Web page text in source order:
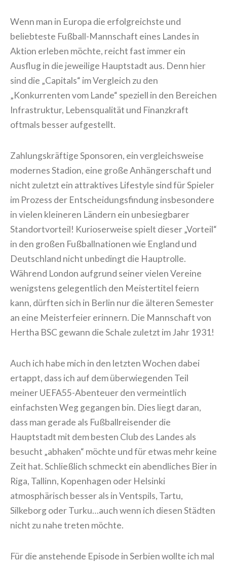
Wenn man in Europa die erfolgreichste und
beliebteste Fußball-Mannschaft eines Landes in
Aktion erleben möchte, reicht fast immer ein
Ausflug in die jeweilige Hauptstadt aus. Denn hier
sind die „Capitals“ im Vergleich zu den
„Konkurrenten vom Lande“ speziell in den Bereichen
Infrastruktur, Lebensqualität und Finanzkraft
oftmals besser aufgestellt.
Zahlungskräftige Sponsoren, ein vergleichsweise
modernes Stadion, eine große Anhängerschaft und
nicht zuletzt ein attraktives Lifestyle sind für Spieler
im Prozess der Entscheidungsfindung insbesondere
in vielen kleineren Ländern ein unbesiegbarer
Standortvorteil! Kurioserweise spielt dieser „Vorteil“
in den großen Fußballnationen wie England und
Deutschland nicht unbedingt die Hauptrolle.
Während London aufgrund seiner vielen Vereine
wenigstens gelegentlich den Meistertitel feiern
kann, dürften sich in Berlin nur die älteren Semester
an eine Meisterfeier erinnern. Die Mannschaft von
Hertha BSC gewann die Schale zuletzt im Jahr 1931!
Auch ich habe mich in den letzten Wochen dabei
ertappt, dass ich auf dem überwiegenden Teil
meiner UEFA55-Abenteuer den vermeintlich
einfachsten Weg gegangen bin. Dies liegt daran,
dass man gerade als Fußballreisender die
Hauptstadt mit dem besten Club des Landes als
besucht „abhaken“ möchte und für etwas mehr keine
Zeit hat. Schließlich schmeckt ein abendliches Bier in
Riga, Tallinn, Kopenhagen oder Helsinki
atmosphärisch besser als in Ventspils, Tartu,
Silkeborg oder Turku…auch wenn ich diesen Städten
nicht zu nahe treten möchte.
Für die anstehende Episode in Serbien wollte ich mal